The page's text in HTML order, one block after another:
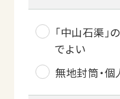
「中山石渠」
でよい
無地封筒・